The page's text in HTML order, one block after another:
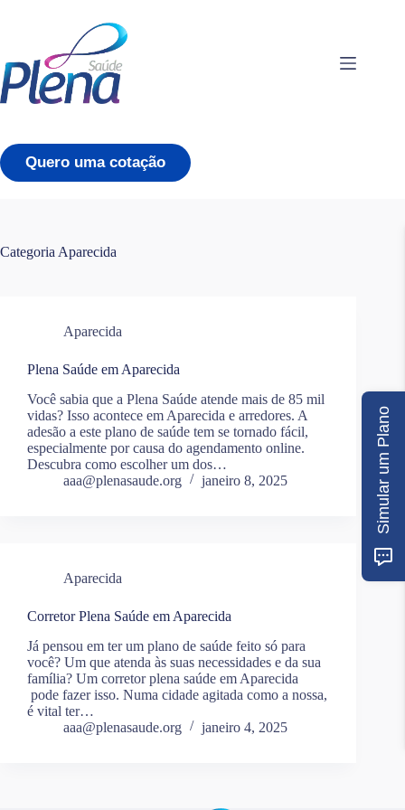
conteúdo
Quero uma cotação
Categoria Aparecida
Aparecida
Plena Saúde em Aparecida
Você sabia que a Plena Saúde atende mais de 85 mil
vidas? Isso acontece em Aparecida e arredores. A
adesão a este plano de saúde tem se tornado fácil,
especialmente por causa do agendamento online.
Descubra como escolher um dos…
aaa@plenasaude.org
janeiro 8, 2025
Aparecida
Corretor Plena Saúde em Aparecida
Já pensou em ter um plano de saúde feito só para
você? Um que atenda às suas necessidades e da sua
família? Um corretor plena saúde em Aparecida
pode fazer isso. Numa cidade agitada como a nossa,
é vital ter…
aaa@plenasaude.org
janeiro 4, 2025
Simular um Plano